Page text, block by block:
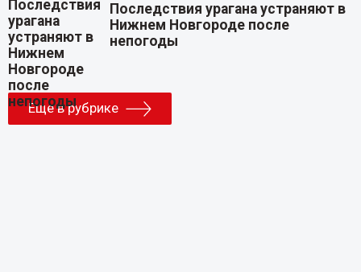
Последствия урагана устраняют в
Нижнем Новгороде после
непогоды
Еще в рубрике